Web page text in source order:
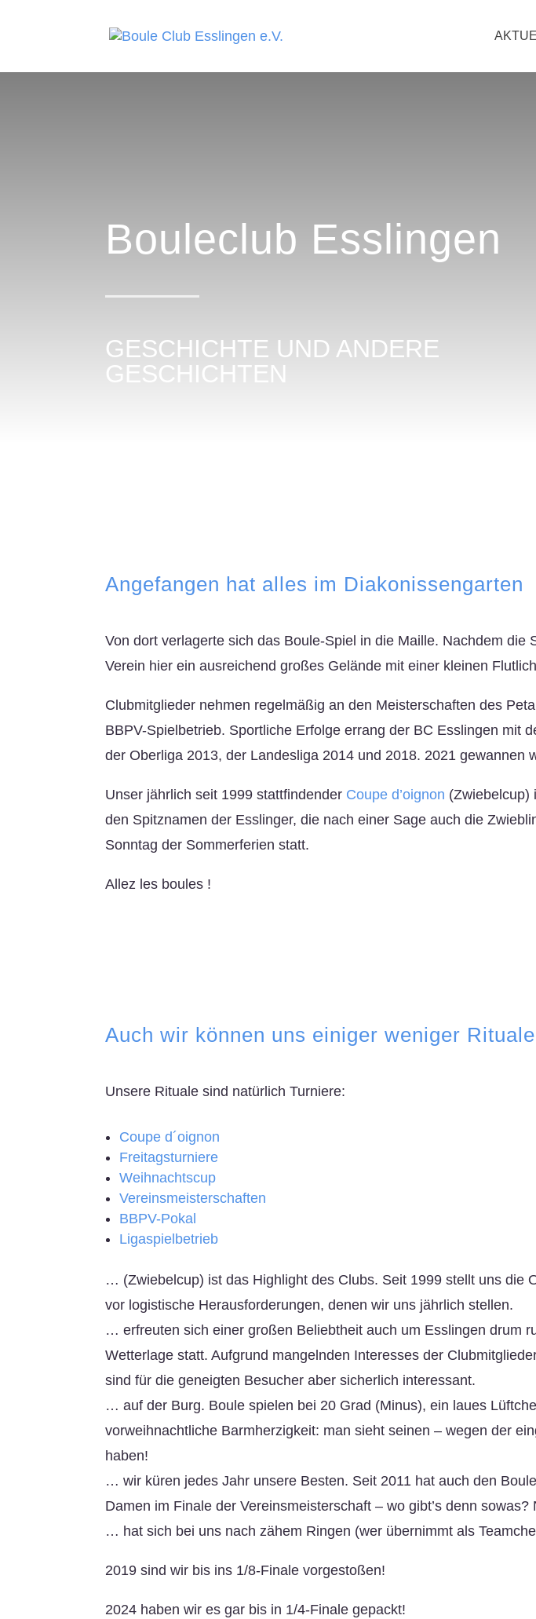
Bouleclub Esslingen
GESCHICHTE UND ANDERE
GESCHICHTEN
Angefangen hat alles im Diakonissengarten
Von dort verlagerte sich das Boule-Spiel in die Maille. Nachdem
Verein hier ein ausreichend großes Gelände mit einer kleinen
Clubmitglieder nehmen regelmäßig an den Meisterschaften des
BBPV-Spielbetrieb. Sportliche Erfolge errang der BC Esslingen mit
der Oberliga 2013, der Landesliga 2014 und 2018. 2021 gewannen
Unser jährlich seit 1999 stattfindender Coupe d’oignon (Zwiebelcup)
den Spitznamen der Esslinger, die nach einer Sage auch die
Sonntag der Sommerferien statt.
Allez les boules !
Auch wir können uns einiger weniger
Unsere Rituale sind natürlich Turniere:
Coupe d´oignon
Freitagsturniere
Weihnachtscup
Vereinsmeisterschaften
BBPV-Pokal
Ligaspielbetrieb
… (Zwiebelcup) ist das Highlight des Clubs. Seit 1999 stellt uns die
vor logistische Herausforderungen, denen wir uns jährlich stellen.
… erfreuten sich einer großen Beliebtheit auch um Esslingen drum
Wetterlage statt. Aufgrund mangelnden Interesses der
sind für die geneigten Besucher aber sicherlich interessant.
… auf der Burg. Boule spielen bei 20 Grad (Minus), ein laues
vorweihnachtliche Barmherzigkeit: man sieht seinen – wegen der
haben!
… wir küren jedes Jahr unsere Besten. Seit 2011 hat auch den
Damen im Finale der Vereinsmeisterschaft – wo gibt’s denn
… hat sich bei uns nach zähem Ringen (wer übernimmt als
2019 sind wir bis ins 1/8-Finale vorgestoßen!
2024 haben wir es gar bis in 1/4-Finale gepackt!